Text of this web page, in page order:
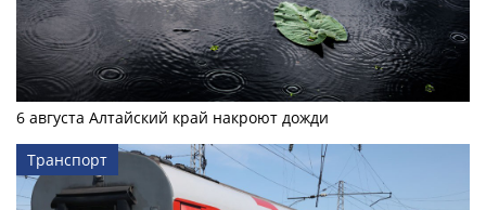
6 августа Алтайский край накроют дожди
Транспорт